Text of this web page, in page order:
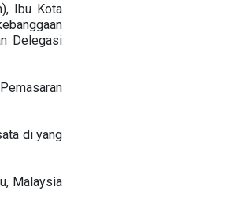
Ibu Kota
Delegasi
di yang
Malaysia